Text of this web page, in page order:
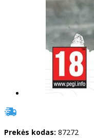
Prekės kodas: 87272